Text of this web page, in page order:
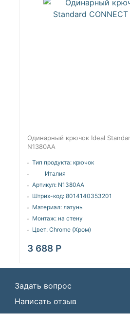
Одинарный крючок Ideal
N1380AA
Тип продукта: крючок
Италия
Артикул: N1380AA
Штрих-код: 8014140353201
Материал: латунь
Монтаж: на стену
Цвет: Chrome (Хром)
3 688 Р
Задать вопрос
Написать отзыв